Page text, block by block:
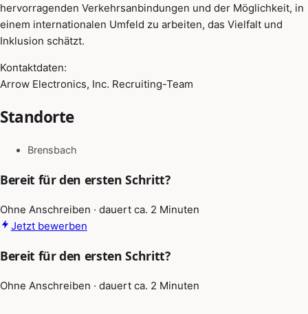
hervorragenden Verkehrsanbindungen und der Möglichkeit, in
einem internationalen Umfeld zu arbeiten, das Vielfalt und
Inklusion schätzt.
Kontaktdaten:
Arrow Electronics, Inc. Recruiting-Team
Standorte
Brensbach
Bereit für den ersten Schritt?
Ohne Anschreiben · dauert ca. 2 Minuten
Jetzt bewerben
Bereit für den ersten Schritt?
Ohne Anschreiben · dauert ca. 2 Minuten